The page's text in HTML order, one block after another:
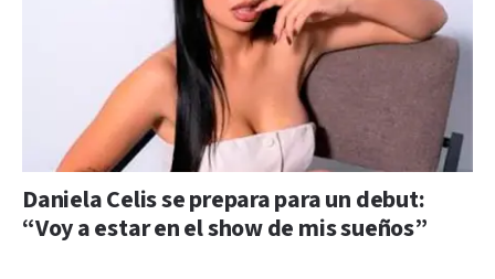
Daniela Celis se prepara para un debut:
“Voy a estar en el show de mis sueños”